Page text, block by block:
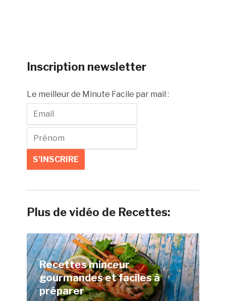
Inscription newsletter
Le meilleur de Minute Facile par mail :
Plus de vidéo de Recettes:
Recettes minceur
gourmandes et faciles à
préparer